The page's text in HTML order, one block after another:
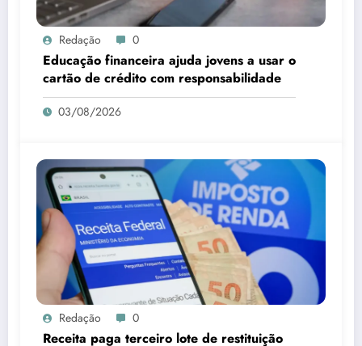
Redação 0
Educação financeira ajuda jovens a usar o
cartão de crédito com responsabilidade
03/08/2026
Redação 0
Receita paga terceiro lote de restituição